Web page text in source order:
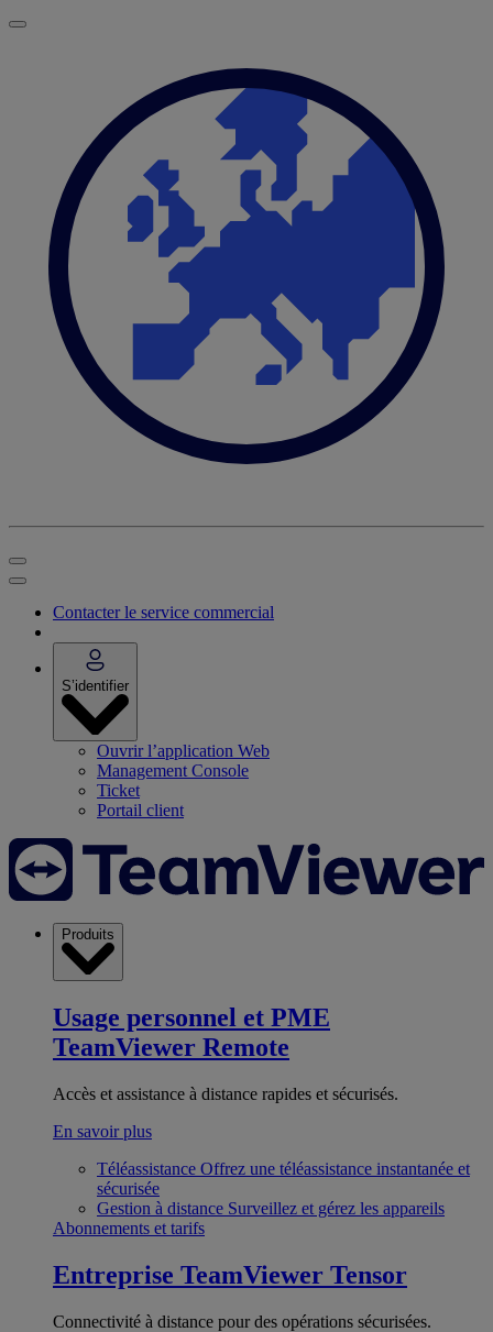
Contacter le service commercial
S’identifier
Ouvrir l’application Web
Management Console
Ticket
Portail client
Produits
Usage personnel et PME
TeamViewer Remote
Accès et assistance à distance rapides et sécurisés.
En savoir plus
Téléassistance Offrez une téléassistance instantanée et
sécurisée
Gestion à distance Surveillez et gérez les appareils
Abonnements et tarifs
Entreprise TeamViewer Tensor
Connectivité à distance pour des opérations sécurisées.